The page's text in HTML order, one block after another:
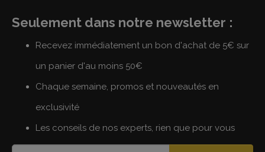
Seulement dans notre newsletter :
Recevez immédiatement un bon d'achat de 5€ sur
un panier d'au moins 50€
Chaque semaine, promos et nouveautés en
exclusivité
Les conseils de nos experts, rien que pour vous